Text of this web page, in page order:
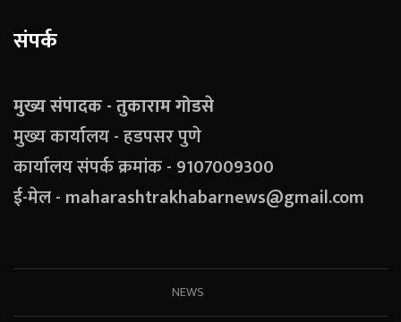
संपर्क
मुख्य संपादक - तुकाराम गोडसे
मुख्य कार्यालय - हडपसर पुणे
कार्यालय संपर्क क्रमांक - 9107009300
ई-मेल - maharashtrakhabarnews@gmail.com
NEWS